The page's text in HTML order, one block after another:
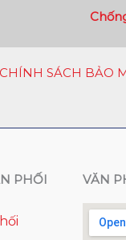
CHÍNH SÁCH BẢO
PHỐI VĂN